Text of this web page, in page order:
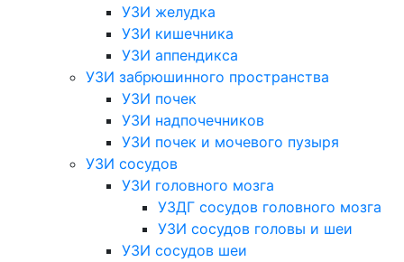
УЗИ желудка
УЗИ кишечника
УЗИ аппендикса
УЗИ забрюшинного пространства
УЗИ почек
УЗИ надпочечников
УЗИ почек и мочевого пузыря
УЗИ сосудов
УЗИ головного мозга
УЗДГ сосудов головного мозга
УЗИ сосудов головы и шеи
УЗИ сосудов шеи